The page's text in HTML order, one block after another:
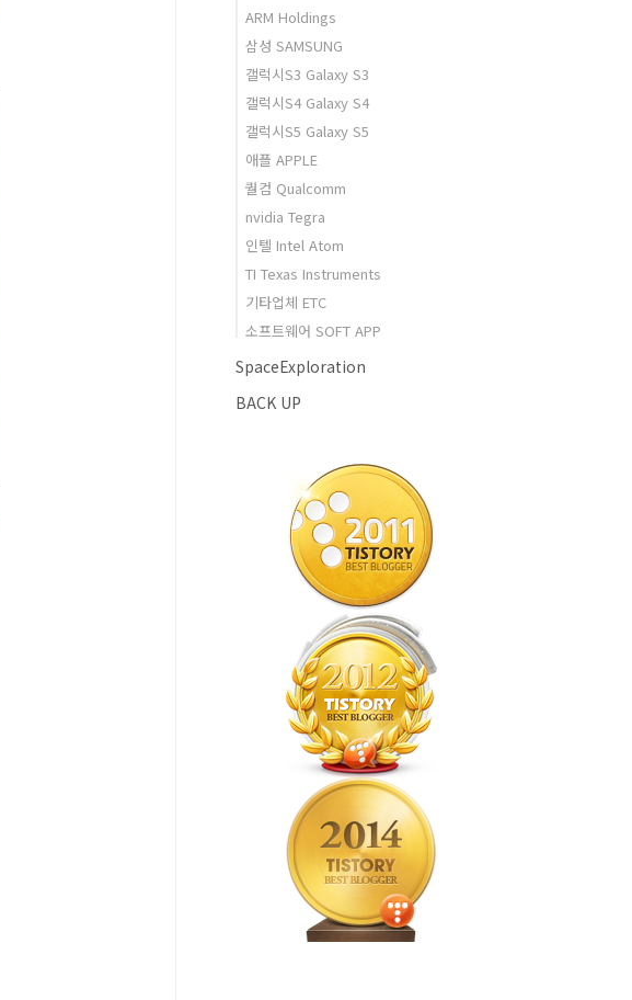
ARM Holdings
삼성 SAMSUNG
갤럭시S3 Galaxy S3
갤럭시S4 Galaxy S4
갤럭시S5 Galaxy S5
애플 APPLE
퀄컴 Qualcomm
nvidia Tegra
인텔 Intel Atom
TI Texas Instruments
기타업체 ETC
소프트웨어 SOFT APP
SpaceExploration
BACK UP